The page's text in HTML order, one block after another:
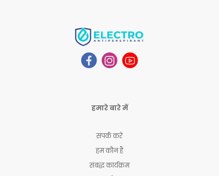
हमारे बारे में
संपर्क करें
हम कौन हैं
संबद्ध कार्यक्रम